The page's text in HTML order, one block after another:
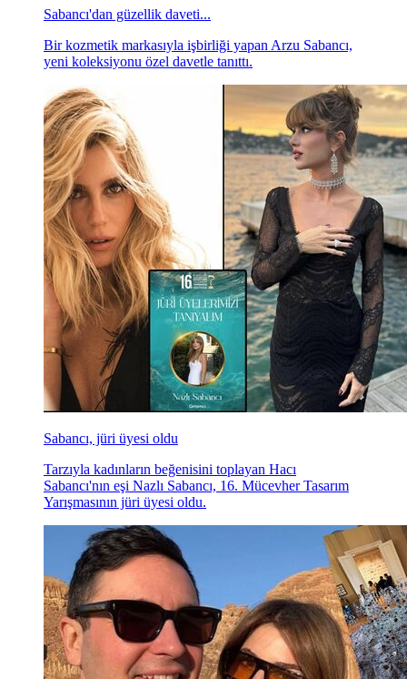
Sabancı'dan güzellik daveti...
Bir kozmetik markasıyla işbirliği yapan Arzu Sabancı,
yeni koleksiyonu özel davetle tanıttı.
Sabancı, jüri üyesi oldu
Tarzıyla kadınların beğenisini toplayan Hacı
Sabancı'nın eşi Nazlı Sabancı, 16. Mücevher Tasarım
Yarışmasının jüri üyesi oldu.